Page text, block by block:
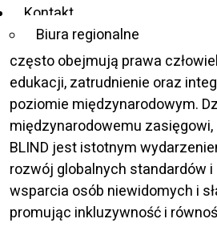
Kontakt
Biura regionalne
inicjatywy na rzecz poprawy
niewidomych i słabowidzących.
często obejmują prawa
edukacji, zatrudnienie oraz
poziomie międzynarodowym.
międzynarodowemu zasięgowi,
BLIND jest istotnym
rozwój globalnych standardów
wsparcia osób niewidomych i
promując inkluzywność i